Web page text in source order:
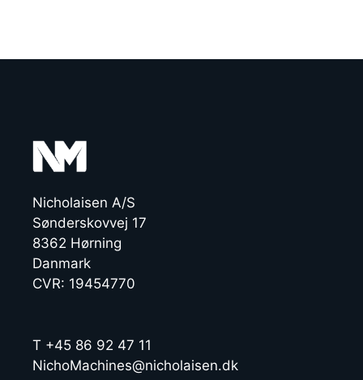
Nicholaisen A/S
Sønderskovvej 17
8362 Hørning
Danmark
CVR: 19454770
T +45 86 92 47 11
NichoMachines@nicholaisen.dk